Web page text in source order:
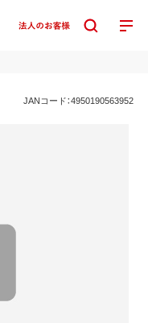
JANコード：4950190563952